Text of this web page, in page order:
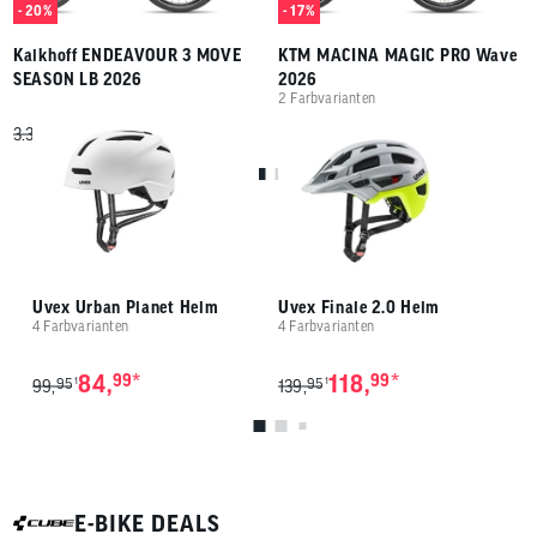
- 20%
Kalkhoff ENDEAVOUR 3 MOVE
SEASON LB 2026
3.399, 2.699,99
- 17%
KTM MACINA MAGIC PRO Wave
2026
2 Farbvarianten
Uvex Urban Planet Helm
4 Farbvarianten
99,95 184,99*
Uvex Finale 2.0 Helm
4 Farbvarianten
139,95 1118,99*
E-BIKE DEALS